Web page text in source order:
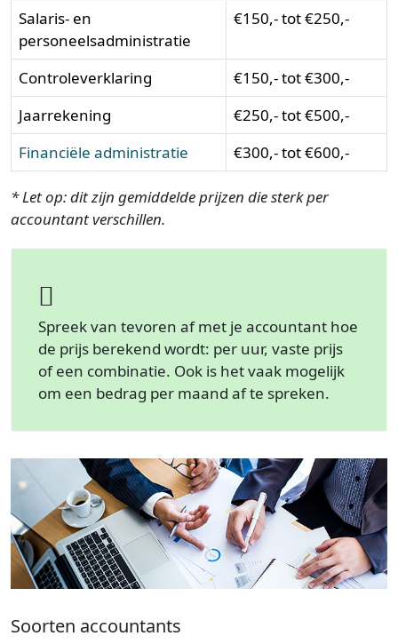
Salaris- en
personeelsadministratie
€150,- tot €250,-
Controleverklaring
€150,- tot €300,-
Jaarrekening
€250,- tot €500,-
Financiële administratie
€300,- tot €600,-
* Let op: dit zijn gemiddelde prijzen die sterk per
accountant verschillen.
Spreek van tevoren af met je accountant hoe
de prijs berekend wordt: per uur, vaste prijs
of een combinatie. Ook is het vaak mogelijk
om een bedrag per maand af te spreken.
Soorten accountants